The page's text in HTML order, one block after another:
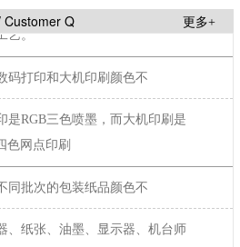
Customer Q 更多+
艺。
码打印和大机印刷颜色不
是RGB三色喷墨，而大机印刷是
色网点印刷
同批次的包装纸品颜色不
、纸张、油墨、显示器、机台师
、放置时间的不同，印出来颜色不